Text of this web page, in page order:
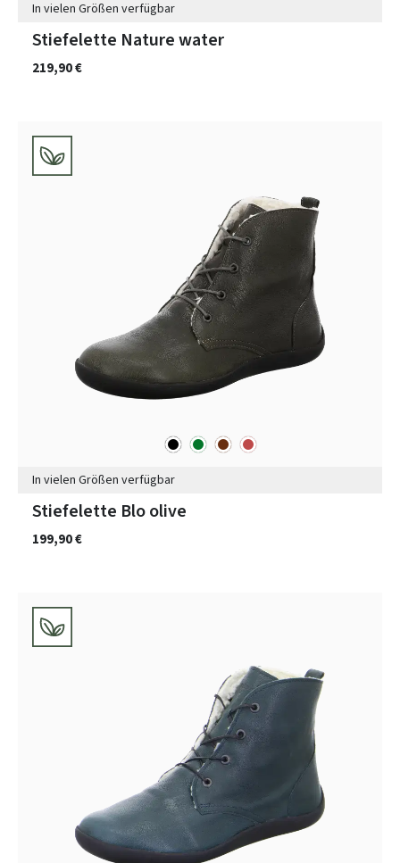
In vielen Größen verfügbar
Stiefelette Nature water
219,90 €
schwarz
grün braunrot
In vielen Größen verfügbar
Stiefelette Blo olive
199,90 €